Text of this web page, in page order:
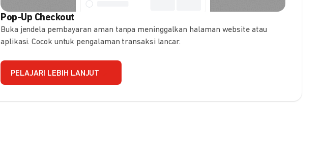
Pop-Up Checkout
Buka jendela pembayaran aman tanpa meninggalkan halaman website atau
aplikasi. Cocok untuk pengalaman transaksi lancar.
PELAJARI LEBIH LANJUT